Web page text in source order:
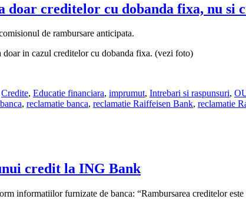
doar creditelor cu dobanda fixa, nu si
de rambursare anticipata.
doar in cazul creditelor cu dobanda fixa. (vezi foto)
Credite, Educatie financiara, imprumut, Intrebari si raspunsuri,
, reclamatie banca, reclamatie Raiffeisen Bank, reclamatie
credit la ING Bank
informatiilor furnizate de banca: “Rambursarea creditelor